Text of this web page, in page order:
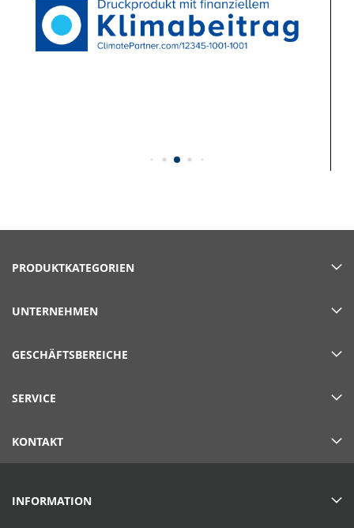
PRODUKTKATEGORIEN
UNTERNEHMEN
GESCHÄFTSBEREICHE
SERVICE
KONTAKT
INFORMATION